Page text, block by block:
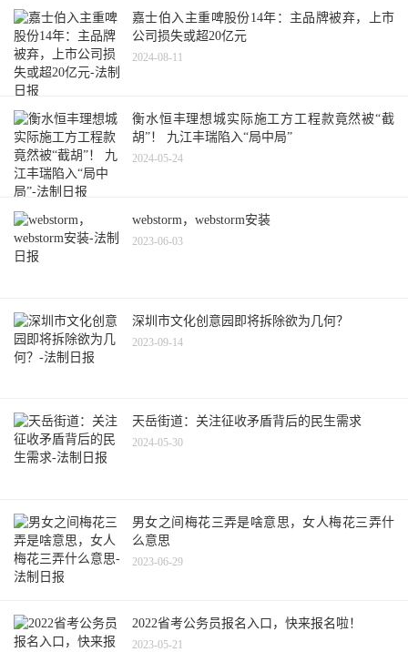
嘉士伯入主重啤股份14年：主品牌被弃，上市
公司损失或超20亿元
2024-08-11
衡水恒丰理想城实际施工方工程款竟然被“截
胡”！ 九江丰瑞陷入“局中局”
2024-05-24
webstorm，webstorm安装
2023-06-03
深圳市文化创意园即将拆除欲为几何？
2023-09-14
天岳街道：关注征收矛盾背后的民生需求
2024-05-30
男女之间梅花三弄是啥意思，女人梅花三弄什
么意思
2023-06-29
2022省考公务员报名入口，快来报名啦！
2023-05-21